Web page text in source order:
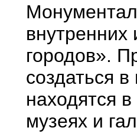
городов».
создаться
находятся
музеях и